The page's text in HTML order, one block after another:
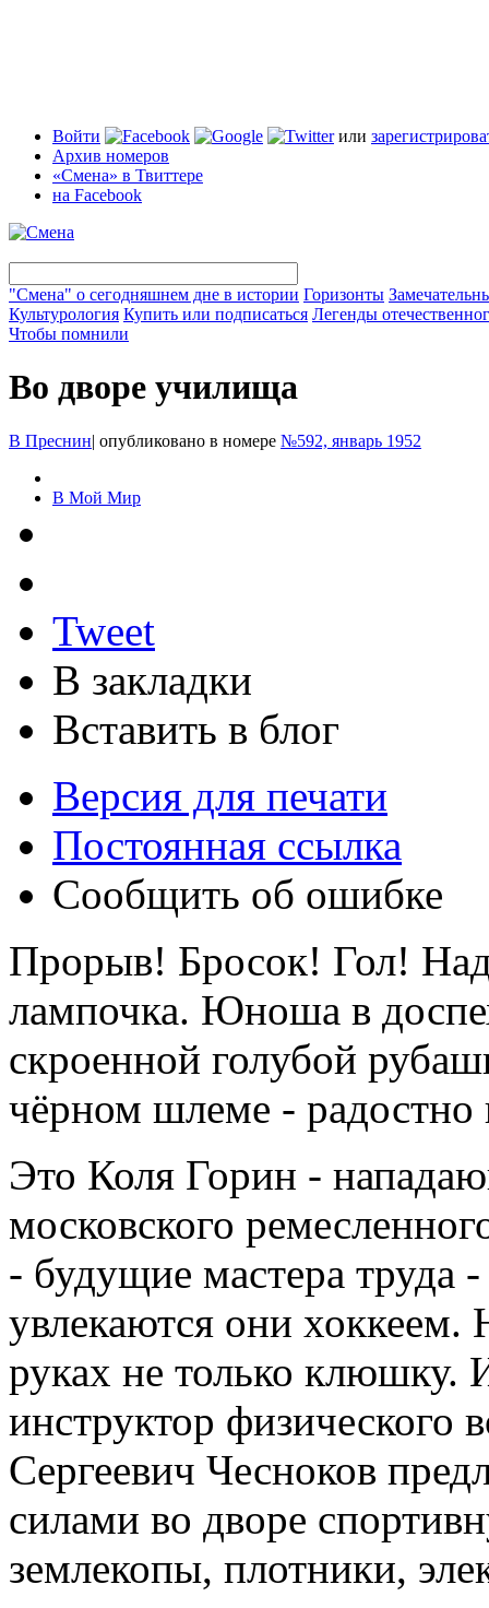
Войти или
Архив номеров
«Смена» в Твиттере
на Facebook
"Смена" о сегодняшнем дне в истории Горизонты
Культурология Купить или подписаться Легенды
Чтобы помнили
Во дворе училища
В Преснин| опубликовано в номере №592, январь 1952
В Мой Мир
Tweet
В закладки
Вставить в блог
Версия для печати
Постоянная ссылка
Сообщить об ошибке
Прорыв! Бросок! Гол! Над
лампочка. Юноша в
скроенной голубой
чёрном шлеме -
Это Коля Горин -
московского
- будущие мастера труда
увлекаются они хоккеем.
руках не только клюшку.
инструктор физического
Сергеевич Чесноков
силами во дворе
землекопы, плотники,